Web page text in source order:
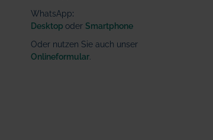
WhatsApp:
Desktop oder Smartphone
Oder nutzen Sie auch unser
Onlineformular